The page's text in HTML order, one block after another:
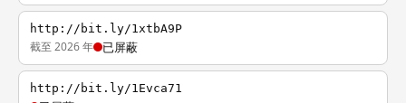
http://bit.ly/1xtbA9P
截至 2026 年 已屏蔽
http://bit.ly/1Evca71